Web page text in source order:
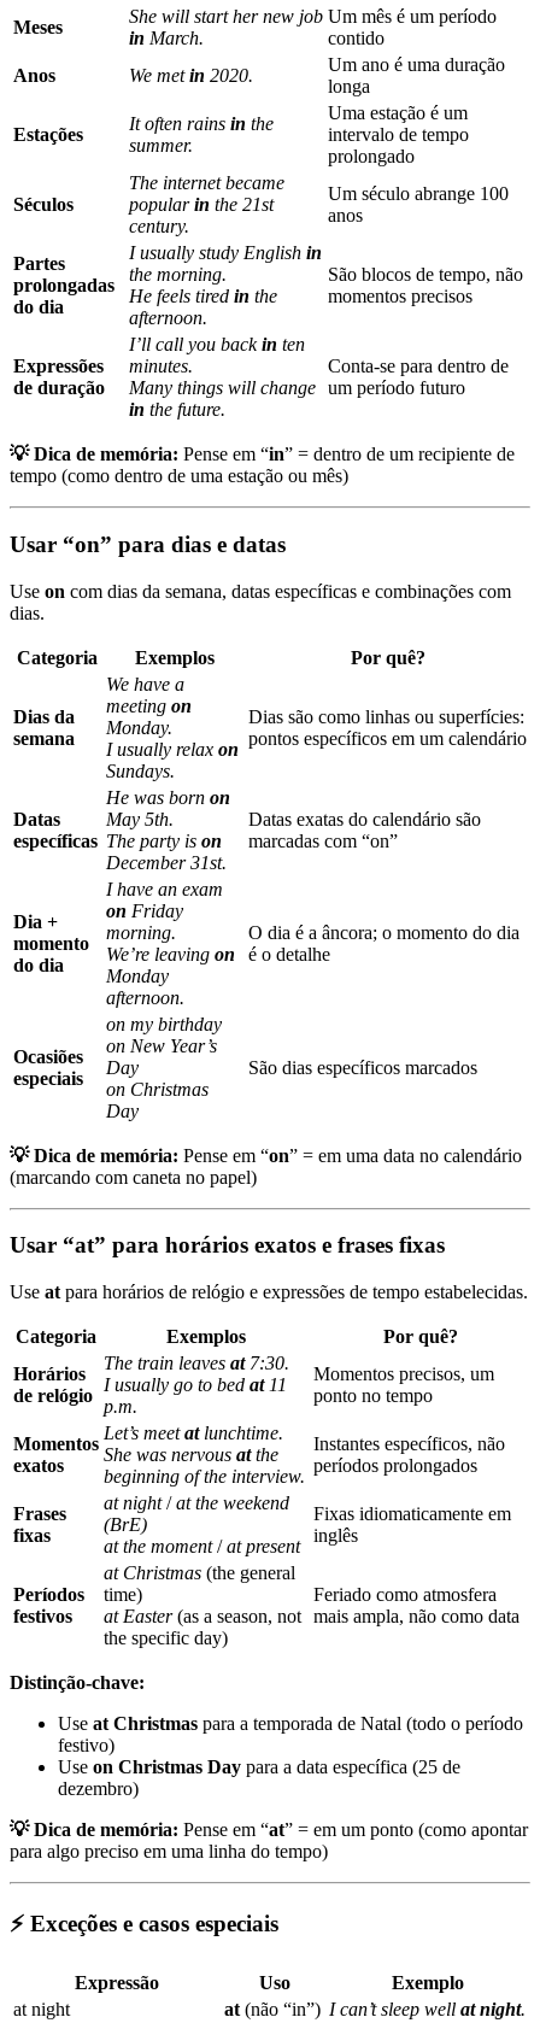
Meses
She will start her new job
in March.
Um mês é um período
contido
Anos
We metin 2020.
Um ano é uma duração
longa
Estações
It often rains in the
summer.
Uma estação é um
intervalo de tempo
prolongado
Séculos
The internet became
popularin the 21st
century.
Um século abrange 100
anos
Partes
prolongadas
do dia
I usually study English in
the morning.
He feels tired in the
afternoon.
São blocos de tempo, não
momentos precisos
Expressões
de duração
I’ll call you backin ten
minutes.
Many things will change
in the future.
Conta-se para dentro de
um período futuro
💡 Dica de memória: Pense em “in” = dentro de um recipiente de
tempo (como dentro de uma estação ou mês)
Usar “on” para dias e datas
Use on com dias da semana, datas específicas e combinações com
dias.
Categoria Exemplos Por quê?
Dias da
semana
We have a
meeting on
Monday.
I usually relax on
Sundays.
Dias são como linhas ou superfícies:
pontos específicos em um calendário
Datas
específicas
He was born on
May 5th.
The party is on
December 31st.
Datas exatas do calendário são
marcadas com “on”
Dia +
momento
do dia
I have an exam
on Friday
morning.
We’re leaving on
Monday
afternoon.
O dia é a âncora; o momento do dia
é o detalhe
Ocasiões
especiais
on my birthday
on New Year’s
Day
on Christmas
Day
São dias específicos marcados
💡 Dica de memória: Pense em “on” = em uma data no calendário
(marcando com caneta no papel)
Usar “at” para horários exatos e frases fixas
Use at para horários de relógio e expressões de tempo estabelecidas.
Categoria Exemplos
Por quê?
Horários
de relógio
The train leaves at7:30.
I usually go to bed at11
p.m.
Momentos precisos, um
ponto no tempo
Momentos
exatos
Let’s meetatlunchtime.
She was nervous atthe
beginning of the interview.
Instantes específicos, não
períodos prolongados
Frases
fixas
at night/at the weekend
(BrE)
at the moment/at present
Fixas idiomaticamente em
inglês
Períodos
festivos
at Christmas (the general
time)
at Easter(as a season, not
the specific day)
Feriado como atmosfera
mais ampla, não como data
Distinção-chave:
Use at Christmas para a temporada de Natal (todo o período
festivo)
Use on Christmas Day para a data específica (25 de
dezembro)
💡 Dica de memória: Pense em “at” = em um ponto (como apontar
para algo preciso em uma linha do tempo)
⚡ Exceções e casos especiais
Expressão Uso
Exemplo
at night
at (não “in”) I can’t sleep well at night.